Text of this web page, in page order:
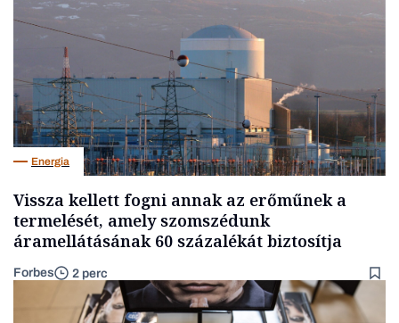
Energia
Vissza kellett fogni annak az erőműnek a
termelését, amely szomszédunk
áramellátásának 60 százalékát biztosítja
Forbes 2 perc